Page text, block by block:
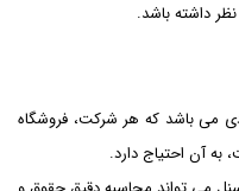
داشته باشد.
می باشد که هر شرکت، فروشگاه
آن احتیاج دارد.